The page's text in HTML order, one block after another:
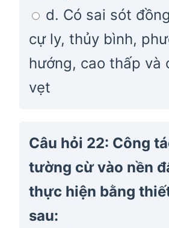
d. Có sai sót
cự ly, thủy bình,
hướng, cao thấp và
vẹt
Câu hỏi 22: Công
tường cừ vào nền
thực hiện bằng
sau: